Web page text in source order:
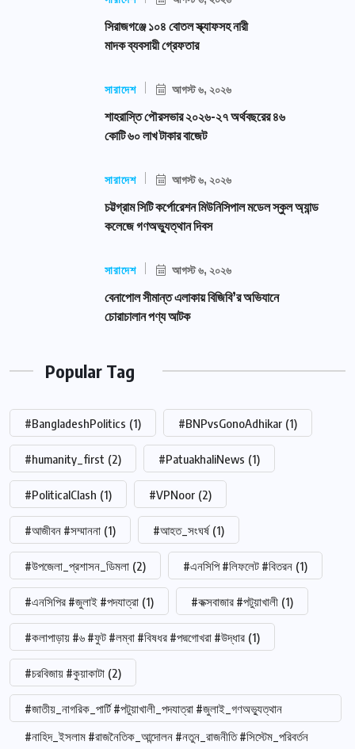
সিরাজগঞ্জে ১০৪ বোতল স্ক্যাফসহ নারী
মাদক ব্যবসায়ী গ্রেফতার
সারাদেশ আগস্ট ৬, ২০২৬
শাহরাস্তি পৌরসভার ২০২৬-২৭ অর্থবছরের ৪৬
কোটি ৬০ লাখ টাকার বাজেট
সারাদেশ আগস্ট ৬, ২০২৬
চট্টগ্রাম সিটি কর্পোরেশন মিউনিসিপাল মডেল স্কুল অ্যান্ড
কলেজে গণঅভ্যুত্থান দিবস
সারাদেশ আগস্ট ৬, ২০২৬
বেনাপোল সীমান্ত এলাকায় বিজিবি’র অভিযানে
চোরাচালান পণ্য আটক
Popular Tag
#BangladeshPolitics (1) #BNPvsGonoAdhikar (1)
#humanity_first (2) #PatuakhaliNews (1)
#PoliticalClash (1) #VPNoor (2)
#আজীবন #সম্মাননা (1) #আহত_সংঘর্ষ (1)
#উপজেলা_প্রশাসন_ডিমলা (2) #এনসিপি #লিফলেট #বিতরন (1)
#এনসিপির #জুলাই #পদযাত্রা (1) #কক্সবাজার #পটুয়াখালী (1)
#কলাপাড়ায় #৬ #ফুট #লম্বা #বিষধর #পদ্মগোখরা #উদ্ধার (1)
#চরবিজায় #কুয়াকাটা (2)
#জাতীয়_নাগরিক_পার্টি #পটুয়াখালী_পদযাত্রা #জুলাই_গণঅভ্যুত্থান
#নাহিদ_ইসলাম #রাজনৈতিক_আন্দোলন #নতুন_রাজনীতি #সিস্টেম_পরিবর্তন